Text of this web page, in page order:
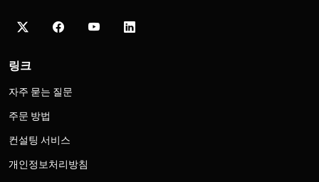
링크
자주 묻는 질문
주문 방법
컨설팅 서비스
개인정보처리방침